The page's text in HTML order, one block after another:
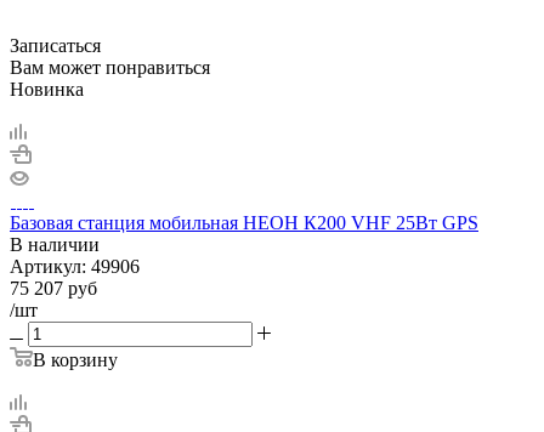
Записаться
Вам может понравиться
Новинка
Базовая станция мобильная НЕОН К200 VHF 25Вт GPS
В наличии
Артикул: 49906
75 207 руб
/шт
В корзину